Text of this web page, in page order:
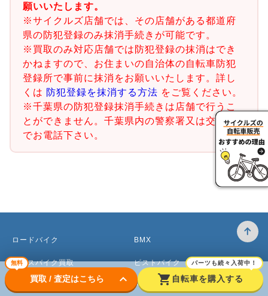
願いいたします。
※サイクルズ店舗では、その店舗がある都道府
県の防犯登録のみ抹消手続きが可能です。
※買取のみ対応店舗では防犯登録の抹消はでき
かねますので、お住まいの自治体の自転車防犯
登録所で事前に抹消をお願いいたします。詳し
くは 防犯登録を抹消する方法 をご覧ください。
※千葉県の防犯登録抹消手続きは店舗で行うこ
とができません。千葉県内の警察署又は交番ま
でお電話下さい。
無料
買取 / 査定はこちら keyboard_arrow_down shopping_cart
パーツも続々入荷中！
自転車を購入する
ロードバイク
クロスバイク買取
マウンテンバイク買取
BMX
ピストバイク
ベビーカー